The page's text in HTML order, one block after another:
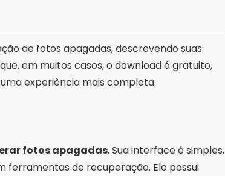
de fotos apagadas, descrevendo suas
em muitos casos, o download é gratuito,
experiência mais completa.
fotos apagadas. Sua interface é simples,
ferramentas de recuperação. Ele possui